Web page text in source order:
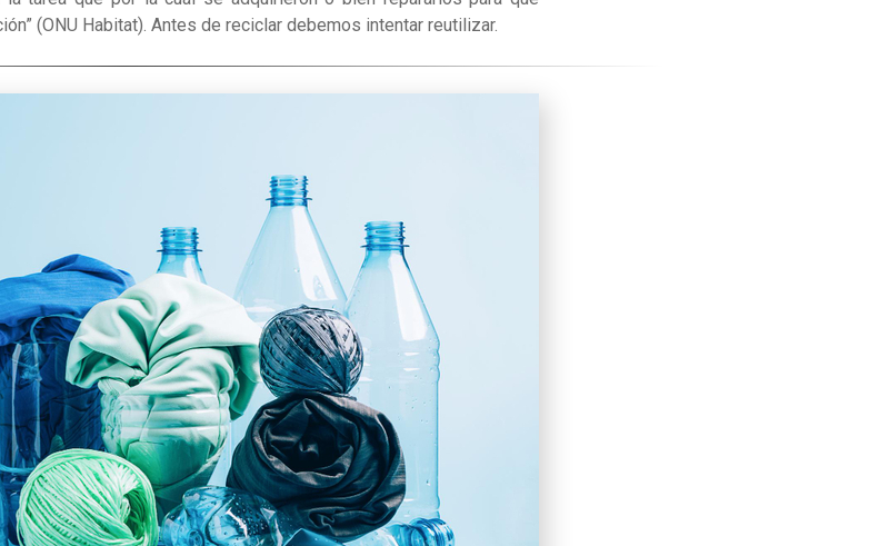
(ONU Habitat). Antes de reciclar debemos intentar reutilizar.